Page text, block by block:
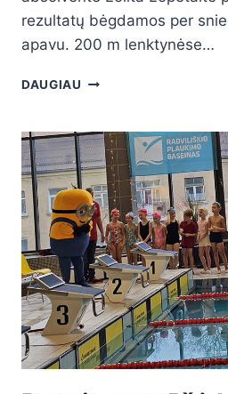
rezultatų bėgdamos per
apavu. 200 m lenktynėse…
DAUGIAU